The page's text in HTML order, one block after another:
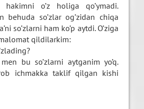
o’z holiga qo’ymadi.
behuda so’zlar og’zidan chiqa
so’zlarni ham ko’p aytdi. O’ziga
qildilarkim:
bu so’zlarni aytganim yo’q.
ichmakka taklif qilgan kishi